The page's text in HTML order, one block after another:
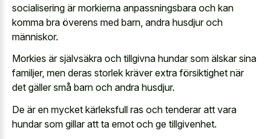
socialisering är morkierna anpassningsbara och kan
komma bra överens med barn, andra husdjur och
människor.
Morkies är självsäkra och tillgivna hundar som älskar sina
familjer, men deras storlek kräver extra försiktighet när
det gäller små barn och andra husdjur.
De är en mycket kärleksfull ras och tenderar att vara
hundar som gillar att ta emot och ge tillgivenhet.